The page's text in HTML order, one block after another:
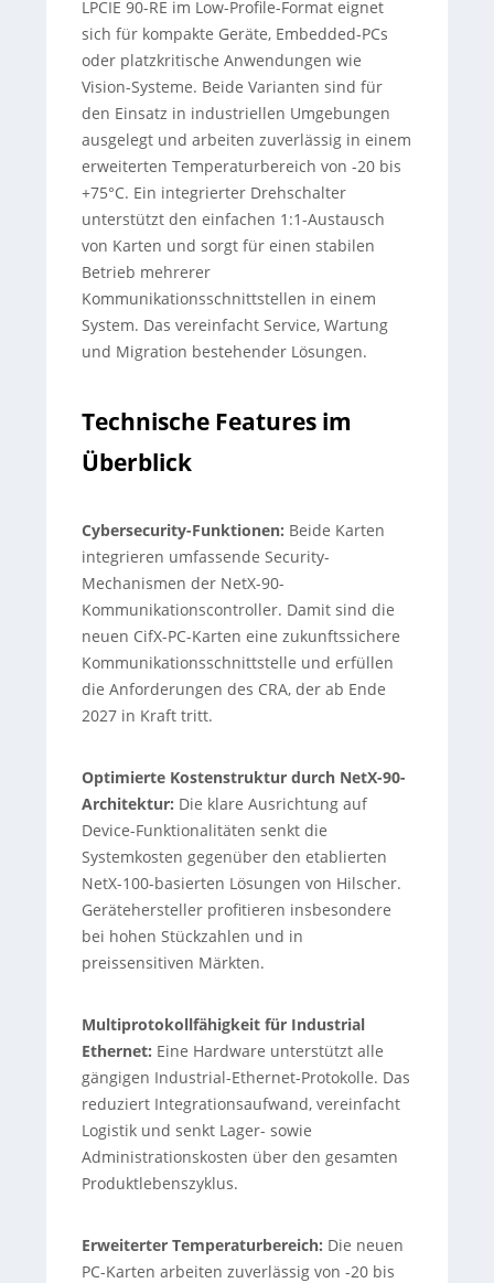
LPCIE 90-RE im Low-Profile-Format eignet
sich für kompakte Geräte, Embedded-PCs
oder platzkritische Anwendungen wie
Vision-Systeme. Beide Varianten sind für
den Einsatz in industriellen Umgebungen
ausgelegt und arbeiten zuverlässig in einem
erweiterten Temperaturbereich von -20 bis
+75°C. Ein integrierter Drehschalter
unterstützt den einfachen 1:1-Austausch
von Karten und sorgt für einen stabilen
Betrieb mehrerer
Kommunikationsschnittstellen in einem
System. Das vereinfacht Service, Wartung
und Migration bestehender Lösungen.
Technische Features im
Überblick
Cybersecurity-Funktionen: Beide Karten
integrieren umfassende Security-
Mechanismen der NetX-90-
Kommunikationscontroller. Damit sind die
neuen CifX-PC-Karten eine zukunftssichere
Kommunikationsschnittstelle und erfüllen
die Anforderungen des CRA, der ab Ende
2027 in Kraft tritt.
Optimierte Kostenstruktur durch NetX-90-
Architektur: Die klare Ausrichtung auf
Device-Funktionalitäten senkt die
Systemkosten gegenüber den etablierten
NetX-100-basierten Lösungen von Hilscher.
Gerätehersteller profitieren insbesondere
bei hohen Stückzahlen und in
preissensitiven Märkten.
Multiprotokollfähigkeit für Industrial
Ethernet: Eine Hardware unterstützt alle
gängigen Industrial-Ethernet-Protokolle. Das
reduziert Integrationsaufwand, vereinfacht
Logistik und senkt Lager- sowie
Administrationskosten über den gesamten
Produktlebenszyklus.
Erweiterter Temperaturbereich: Die neuen
PC-Karten arbeiten zuverlässig von -20 bis